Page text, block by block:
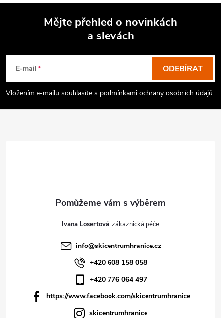
Mějte přehled o novinkách
a slevách
E-mail
Vložením e-mailu souhlasíte s podmínkami ochrany osobních údajů
ODEBÍRAT
Ivana Losertová
info@skicentrumhranice.cz
+420 608 158 058
+420 776 064 497
https://www.facebook.com/skicentrumhranice
skicentrumhranice